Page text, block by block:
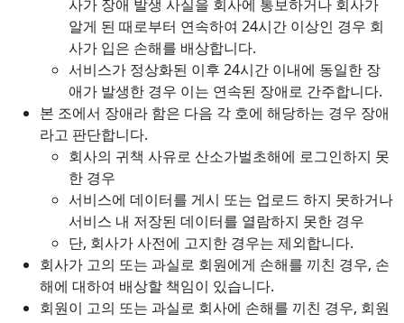
사가 장애 발생 사실을 회사에 통보하거나 회사가
알게 된 때로부터 연속하여 24시간 이상인 경우 회
사가 입은 손해를 배상합니다.
서비스가 정상화된 이후 24시간 이내에 동일한 장
애가 발생한 경우 이는 연속된 장애로 간주합니다.
본 조에서 장애라 함은 다음 각 호에 해당하는 경우 장애
라고 판단합니다.
회사의 귀책 사유로 산소가벌초해에 로그인하지 못
한 경우
서비스에 데이터를 게시 또는 업로드 하지 못하거나
서비스 내 저장된 데이터를 열람하지 못한 경우
단, 회사가 사전에 고지한 경우는 제외합니다.
회사가 고의 또는 과실로 회원에게 손해를 끼친 경우, 손
해에 대하여 배상할 책임이 있습니다.
회원이 고의 또는 과실로 회사에 손해를 끼친 경우, 회원